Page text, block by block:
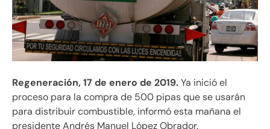
Regeneración, 17 de enero de 2019.Ya inició el
proceso para la compra de 500 pipas que se usarán
para distribuir combustible, informó esta mañana el
presidente Andrés Manuel López Obrador.